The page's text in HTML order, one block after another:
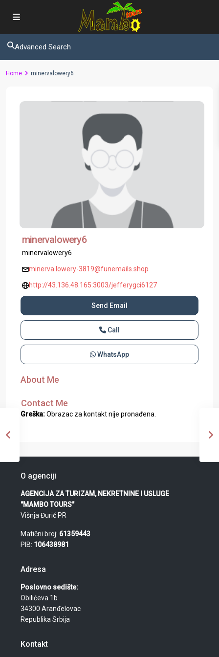
Advanced Search
Home minervalowery6
minervalowery6
minervalowery6
minerva.lowery-3819@funemails.shop
http://43.136.48.165:3003/jefferygci6127
Send Email
Call
WhatsApp
About Me
Contact Me
Greška:Obrazac za kontakt nije pronađena.
O agenciji
AGENCIJA ZA TURIZAM, NEKRETNINE I USLUGE
"MAMBO TOURS"
Višnja Đurić PR
Matični broj: 61359443
PIB: 106438981
Adresa
Poslovno sedište:
Obilićeva 1b
34300 Aranđelovac
Republika Srbija
Kontakt